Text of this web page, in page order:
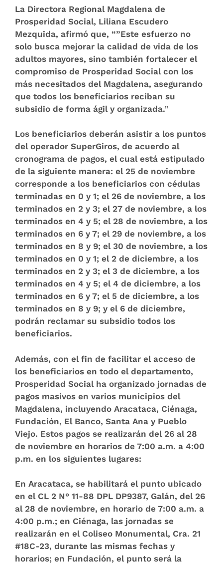
La Directora Regional Magdalena de
Prosperidad Social, Liliana Escudero
Mezquida, afirmó que, “”Este esfuerzo no
solo busca mejorar la calidad de vida de los
adultos mayores, sino también fortalecer el
compromiso de Prosperidad Social con los
más necesitados del Magdalena, asegurando
que todos los beneficiarios reciban su
subsidio de forma ágil y organizada.”
Los beneficiarios deberán asistir a los puntos
del operador SuperGiros, de acuerdo al
cronograma de pagos, el cual está estipulado
de la siguiente manera: el 25 de noviembre
corresponde a los beneficiarios con cédulas
terminadas en 0 y 1; el 26 de noviembre, a los
terminados en 2 y 3; el 27 de noviembre, a los
terminados en 4 y 5; el 28 de noviembre, a los
terminados en 6 y 7; el 29 de noviembre, a los
terminados en 8 y 9; el 30 de noviembre, a los
terminados en 0 y 1; el 2 de diciembre, a los
terminados en 2 y 3; el 3 de diciembre, a los
terminados en 4 y 5; el 4 de diciembre, a los
terminados en 6 y 7; el 5 de diciembre, a los
terminados en 8 y 9; y el 6 de diciembre,
podrán reclamar su subsidio todos los
beneficiarios.
Además, con el fin de facilitar el acceso de
los beneficiarios en todo el departamento,
Prosperidad Social ha organizado jornadas de
pagos masivos en varios municipios del
Magdalena, incluyendo Aracataca, Ciénaga,
Fundación, El Banco, Santa Ana y Pueblo
Viejo. Estos pagos se realizarán del 26 al 28
de noviembre en horarios de 7:00 a.m. a 4:00
p.m. en los siguientes lugares:
En Aracataca, se habilitará el punto ubicado
en el CL 2 N° 11-88 DPL DP9387, Galán, del 26
al 28 de noviembre, en horario de 7:00 a.m. a
4:00 p.m.; en Ciénaga, las jornadas se
realizarán en el Coliseo Monumental, Cra. 21
#18C-23, durante las mismas fechas y
horarios; en Fundación, el punto será la